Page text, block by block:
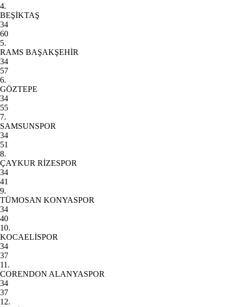
4.
BEŞİKTAŞ
34
60
5.
RAMS BAŞAKŞEHİR
34
57
6.
GÖZTEPE
34
55
7.
SAMSUNSPOR
34
51
8.
ÇAYKUR RİZESPOR
34
41
9.
TÜMOSAN KONYASPOR
34
40
10.
KOCAELİSPOR
34
37
11.
CORENDON ALANYASPOR
34
37
12.